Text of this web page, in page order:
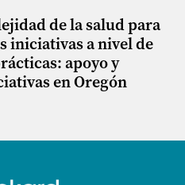
de la salud para
iniciativas a nivel de
apoyo y
en Oregón